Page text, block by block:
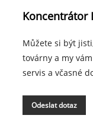
Koncentrátor
Můžete si být
továrny a my
servis a včasné
Odeslat dotaz